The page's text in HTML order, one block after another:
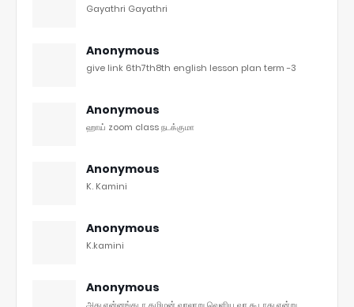
Gayathri Gayathri
Anonymous
give link 6th7th8th english lesson plan term -3
Anonymous
ஹாய் zoom class நடக்குமா
Anonymous
K. Kamini
Anonymous
K.kamini
Anonymous